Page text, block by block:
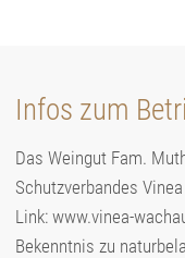
Infos zum
Das Weingut Fam.
Schutzverbandes
Link: www.vinea-
Bekenntnis zu